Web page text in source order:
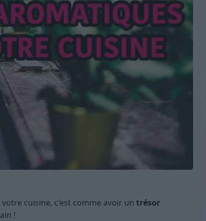
cuisine, c’est comme avoir un trésor
!